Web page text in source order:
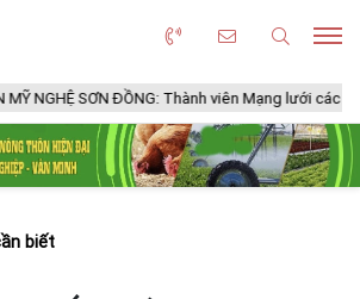
SƠN ĐỒNG: Thành viên Mạng lưới các Thành phố
biết